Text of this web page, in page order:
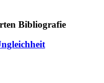
Bibliografie